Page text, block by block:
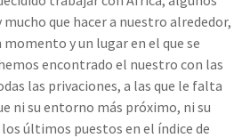
mucho que hacer a nuestro alrededor,
y un lugar en el que se
encontrado el nuestro con las
las privaciones, a las que le falta
ni su entorno más próximo, ni su
los últimos puestos en el índice de